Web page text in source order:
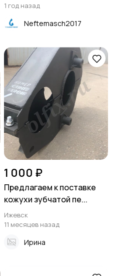
1 год назад
Neftemasch2017
1 000 ₽
Предлагаем к поставке
кожухи зубчатой пе...
Ижевск
11 месяцев назад
Ирина